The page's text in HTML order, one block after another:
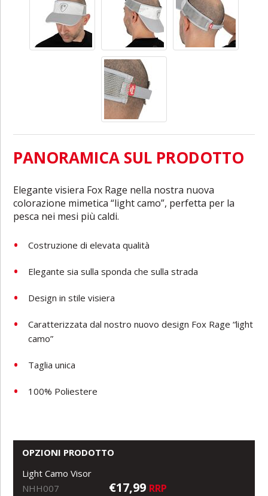
PANORAMICA SUL PRODOTTO
Elegante visiera Fox Rage nella nostra nuova
colorazione mimetica “light camo”, perfetta per la
pesca nei mesi più caldi.
Costruzione di elevata qualità
Elegante sia sulla sponda che sulla strada
Design in stile visiera
Caratterizzata dal nostro nuovo design Fox Rage “light
camo”
Taglia unica
100% Poliestere
OPZIONI PRODOTTO
Light Camo Visor
NHH007
€17,99 RRP